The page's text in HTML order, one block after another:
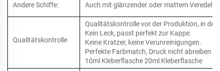
Andere Schiffe:
Auch mit glänzender oder mattem
Qualitätskontrolle
Qualitätskontrolle vor der Produktion, in
Kein Leck, passt perfekt zur Kappe.
Keine Kratzer, keine Verunreinigungen.
Perfekte Farbmatch, Druck nicht abreiben
10ml Kleberflasche 20ml Kleberflasche